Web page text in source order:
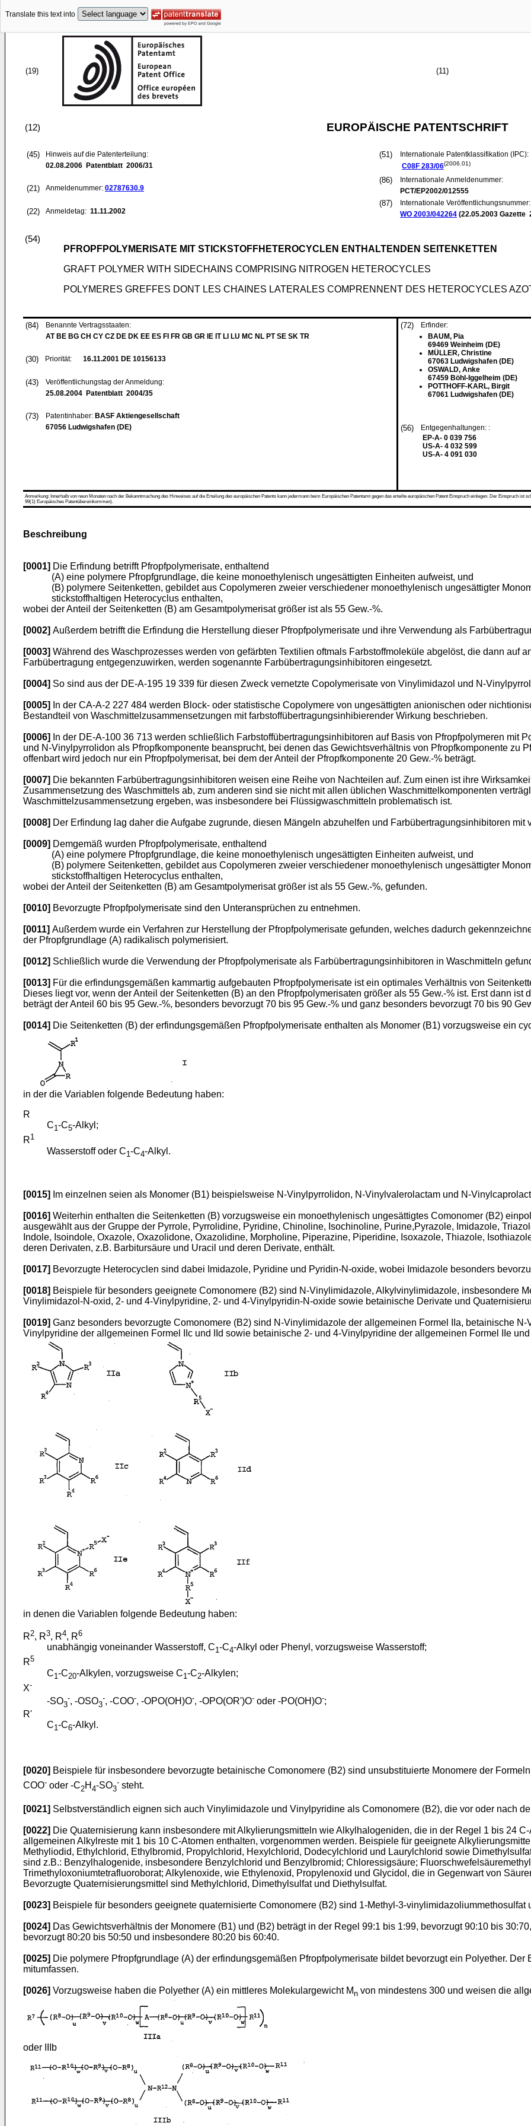
Translate this text into
(19) (11)
(12) EUROPÄISCHE PATENTSCHRIFT
(45)
Hinweis auf die Patenterteilung:
02.08.2006 Patentblatt 2006/31
(21) Anmeldenummer: 02787630.9
(22) Anmeldetag: 11.11.2002
(51)
Internationale Patentklassifikation (IPC):
C08F 283/06(2006.01)
(86)
Internationale Anmeldenummer:
PCT/EP2002/012555
(87)
Internationale Veröffentlichungsnummer:
WO 2003/042264 (22.05.2003 Gazette
(54)
PFROPFPOLYMERISATE MIT STICKSTOFFHETEROCYCLEN ENTHALTENDEN SEITENKETTEN
GRAFT POLYMER WITH SIDECHAINS COMPRISING NITROGEN HETEROCYCLES
POLYMERES GREFFES DONT LES CHAINES LATERALES COMPRENNENT DES HETEROCYCLES
(84)
Benannte Vertragsstaaten:
AT BE BG CH CY CZ DE DK EE ES FI FR GB GR IE IT LI LU MC NL PT SE SK TR
(30) Priorität: 16.11.2001 DE 10156133
(43)
Veröffentlichungstag der Anmeldung:
25.08.2004 Patentblatt 2004/35
(73) Patentinhaber: BASF Aktiengesellschaft
67056 Ludwigshafen (DE)
(72)
Erfinder:
BAUM, Pia
69469 Weinheim (DE)
MÜLLER, Christine
67063 Ludwigshafen (DE)
OSWALD, Anke
67459 Böhl-Iggelheim (DE)
POTTHOFF-KARL, Birgit
67061 Ludwigshafen (DE)
(56)
Entgegenhaltungen: :
EP-A- 0 039 756
US-A- 4 032 599
US-A- 4 091 030
Anmerkung: Innerhalb von neun Monaten nach der Bekanntmachung des Hinweises auf die Erteilung des europäischen Patents kann jedermann beim Europäischen Patentamt gegen das erteilte europäischen Patent Einspruch einlegen. Der Einspruch
99(1) Europäisches Patentübereinkommen).
Beschreibung
[0001] Die Erfindung betrifft Pfropfpolymerisate, enthaltend
(A) eine polymere Pfropfgrundlage, die keine monoethylenisch ungesättigten Einheiten aufweist, und
(B) polymere Seitenketten, gebildet aus Copolymeren zweier verschiedener monoethylenisch ungesättigter
stickstoffhaltigen Heterocyclus enthalten,
wobei der Anteil der Seitenketten (B) am Gesamtpolymerisat größer ist als 55 Gew.-%.
[0002] Außerdem betrifft die Erfindung die Herstellung dieser Pfropfpolymerisate und ihre Verwendung als
[0003] Während des Waschprozesses werden von gefärbten Textilien oftmals Farbstoffmoleküle abgelöst, die dann auf
Farbübertragung entgegenzuwirken, werden sogenannte Farbübertragungsinhibitoren eingesetzt.
[0004] So sind aus der DE-A-195 19 339 für diesen Zweck vernetzte Copolymerisate von Vinylimidazol und N-
[0005]
In der CA-A-2 227 484 werden Block- oder statistische Copolymere von ungesättigten anionischen oder
Bestandteil von Waschmittelzusammensetzungen mit farbstoffübertragungsinhibierender Wirkung beschrieben.
[0006]
In der DE-A-100 36 713 werden schließlich Farbstoffübertragungsinhibitoren auf Basis von Pfropfpolymeren mit
und N-Vinylpyrrolidon als Pfropfkomponente beansprucht, bei denen das Gewichtsverhältnis von Pfropfkomponente zu
offenbart wird jedoch nur ein Pfropfpolymerisat, bei dem der Anteil der Pfropfkomponente 20 Gew.-% beträgt.
[0007] Die bekannten Farbübertragungsinhibitoren weisen eine Reihe von Nachteilen auf. Zum einen ist ihre
Zusammensetzung des Waschmittels ab, zum anderen sind sie nicht mit allen üblichen Waschmittelkomponenten
Waschmittelzusammensetzung ergeben, was insbesondere bei Flüssigwaschmitteln problematisch ist.
[0008] Der Erfindung lag daher die Aufgabe zugrunde, diesen Mängeln abzuhelfen und Farbübertragungsinhibitoren
[0009] Demgemäß wurden Pfropfpolymerisate, enthaltend
(A) eine polymere Pfropfgrundlage, die keine monoethylenisch ungesättigten Einheiten aufweist, und
(B) polymere Seitenketten, gebildet aus Copolymeren zweier verschiedener monoethylenisch ungesättigter
stickstoffhaltigen Heterocyclus enthalten,
wobei der Anteil der Seitenketten (B) am Gesamtpolymerisat größer ist als 55 Gew.-%, gefunden.
[0010] Bevorzugte Pfropfpolymerisate sind den Unteransprüchen zu entnehmen.
[0011] Außerdem wurde ein Verfahren zur Herstellung der Pfropfpolymerisate gefunden, welches dadurch
der Pfropfgrundlage (A) radikalisch polymerisiert.
[0012] Schließlich wurde die Verwendung der Pfropfpolymerisate als Farbübertragungsinhibitoren in Waschmitteln
[0013] Für die erfindungsgemäßen kammartig aufgebauten Pfropfpolymerisate ist ein optimales Verhältnis von
Dieses liegt vor, wenn der Anteil der Seitenketten (B) an den Pfropfpolymerisaten größer als 55 Gew.-% ist. Erst dann
beträgt der Anteil 60 bis 95 Gew.-%, besonders bevorzugt 70 bis 95 Gew.-% und ganz besonders bevorzugt 70 bis 90
[0014] Die Seitenketten (B) der erfindungsgemäßen Pfropfpolymerisate enthalten als Monomer (B1) vorzugsweise ein
in der die Variablen folgende Bedeutung haben:
R
C1-C5-Alkyl;
R1
Wasserstoff oder C1-C4-Alkyl.
[0015] Im einzelnen seien als Monomer (B1) beispielsweise N-Vinylpyrrolidon, N-Vinylvalerolactam und N-
[0016] Weiterhin enthalten die Seitenketten (B) vorzugsweise ein monoethylenisch ungesättigtes Comonomer (B2)
ausgewählt aus der Gruppe der Pyrrole, Pyrrolidine, Pyridine, Chinoline, Isochinoline, Purine,Pyrazole, Imidazole,
Indole, Isoindole, Oxazole, Oxazolidone, Oxazolidine, Morpholine, Piperazine, Piperidine, Isoxazole, Thiazole,
deren Derivaten, z.B. Barbitursäure und Uracil und deren Derivate, enthält.
[0017] Bevorzugte Heterocyclen sind dabei Imidazole, Pyridine und Pyridin-N-oxide, wobei Imidazole besonders
[0018] Beispiele für besonders geeignete Comonomere (B2) sind N-Vinylimidazole, Alkylvinylimidazole, insbesondere
Vinylimidazol-N-oxid, 2- und 4-Vinylpyridine, 2- und 4-Vinylpyridin-N-oxide sowie betainische Derivate und
[0019] Ganz besonders bevorzugte Comonomere (B2) sind N-Vinylimidazole der allgemeinen Formel IIa, betainische
Vinylpyridine der allgemeinen Formel IIc und IId sowie betainische 2- und 4-Vinylpyridine der allgemeinen Formel IIe und
in denen die Variablen folgende Bedeutung haben:
R2, R3, R4, R6
unabhängig voneinander Wasserstoff, C1-C4-Alkyl oder Phenyl, vorzugsweise Wasserstoff;
R5
C1-C20-Alkylen, vorzugsweise C1-C2-Alkylen;
X-
-SO3
-, -OSO3
-, -COO-, -OPO(OH)O-, -OPO(OR')O- oder -PO(OH)O-;
R'
C1 -C6-Alkyl.
[0020] Beispiele für insbesondere bevorzugte betainische Comonomere (B2) sind unsubstituierte Monomere der
COO- oder -C2H 4-SO3
- steht.
[0021] Selbstverständlich eignen sich auch Vinylimidazole und Vinylpyridine als Comonomere (B2), die vor oder nach
[0022] Die Quaternisierung kann insbesondere mit Alkylierungsmitteln wie Alkylhalogeniden, die in der Regel 1 bis 24
allgemeinen Alkylreste mit 1 bis 10 C-Atomen enthalten, vorgenommen werden. Beispiele für geeignete
Methyliodid, Ethylchlorid, Ethylbromid, Propylchlorid, Hexylchlorid, Dodecylchlorid und Laurylchlorid sowie
sind z.B.: Benzylhalogenide, insbesondere Benzylchlorid und Benzylbromid; Chloressigsäure;
Trimethyloxoniumtetrafluoroborat; Alkylenoxide, wie Ethylenoxid, Propylenoxid und Glycidol, die in Gegenwart von
Bevorzugte Quaternisierungsmittel sind Methylchlorid, Dimethylsulfat und Diethylsulfat.
[0023] Beispiele für besonders geeignete quaternisierte Comonomere (B2) sind 1-Methyl-3-vinylimidazoliummethosulfat
[0024] Das Gewichtsverhältnis der Monomere (B1) und (B2) beträgt in der Regel 99:1 bis 1:99, bevorzugt 90:10 bis
bevorzugt 80:20 bis 50:50 und insbesondere 80:20 bis 60:40.
[0025] Die polymere Pfropfgrundlage (A) der erfindungsgemäßen Pfropfpolymerisate bildet bevorzugt ein Polyether.
mitumfassen.
[0026] Vorzugsweise haben die Polyether (A) ein mittleres Molekulargewicht Mn von mindestens 300 und weisen die
oder IIIb